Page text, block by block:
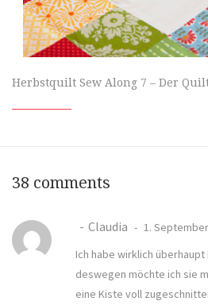
Herbstquilt Sew Along 7 – Der
38 comments
Claudia 1.
Ich habe wirklich
deswegen möchte ich sie
eine Kiste voll